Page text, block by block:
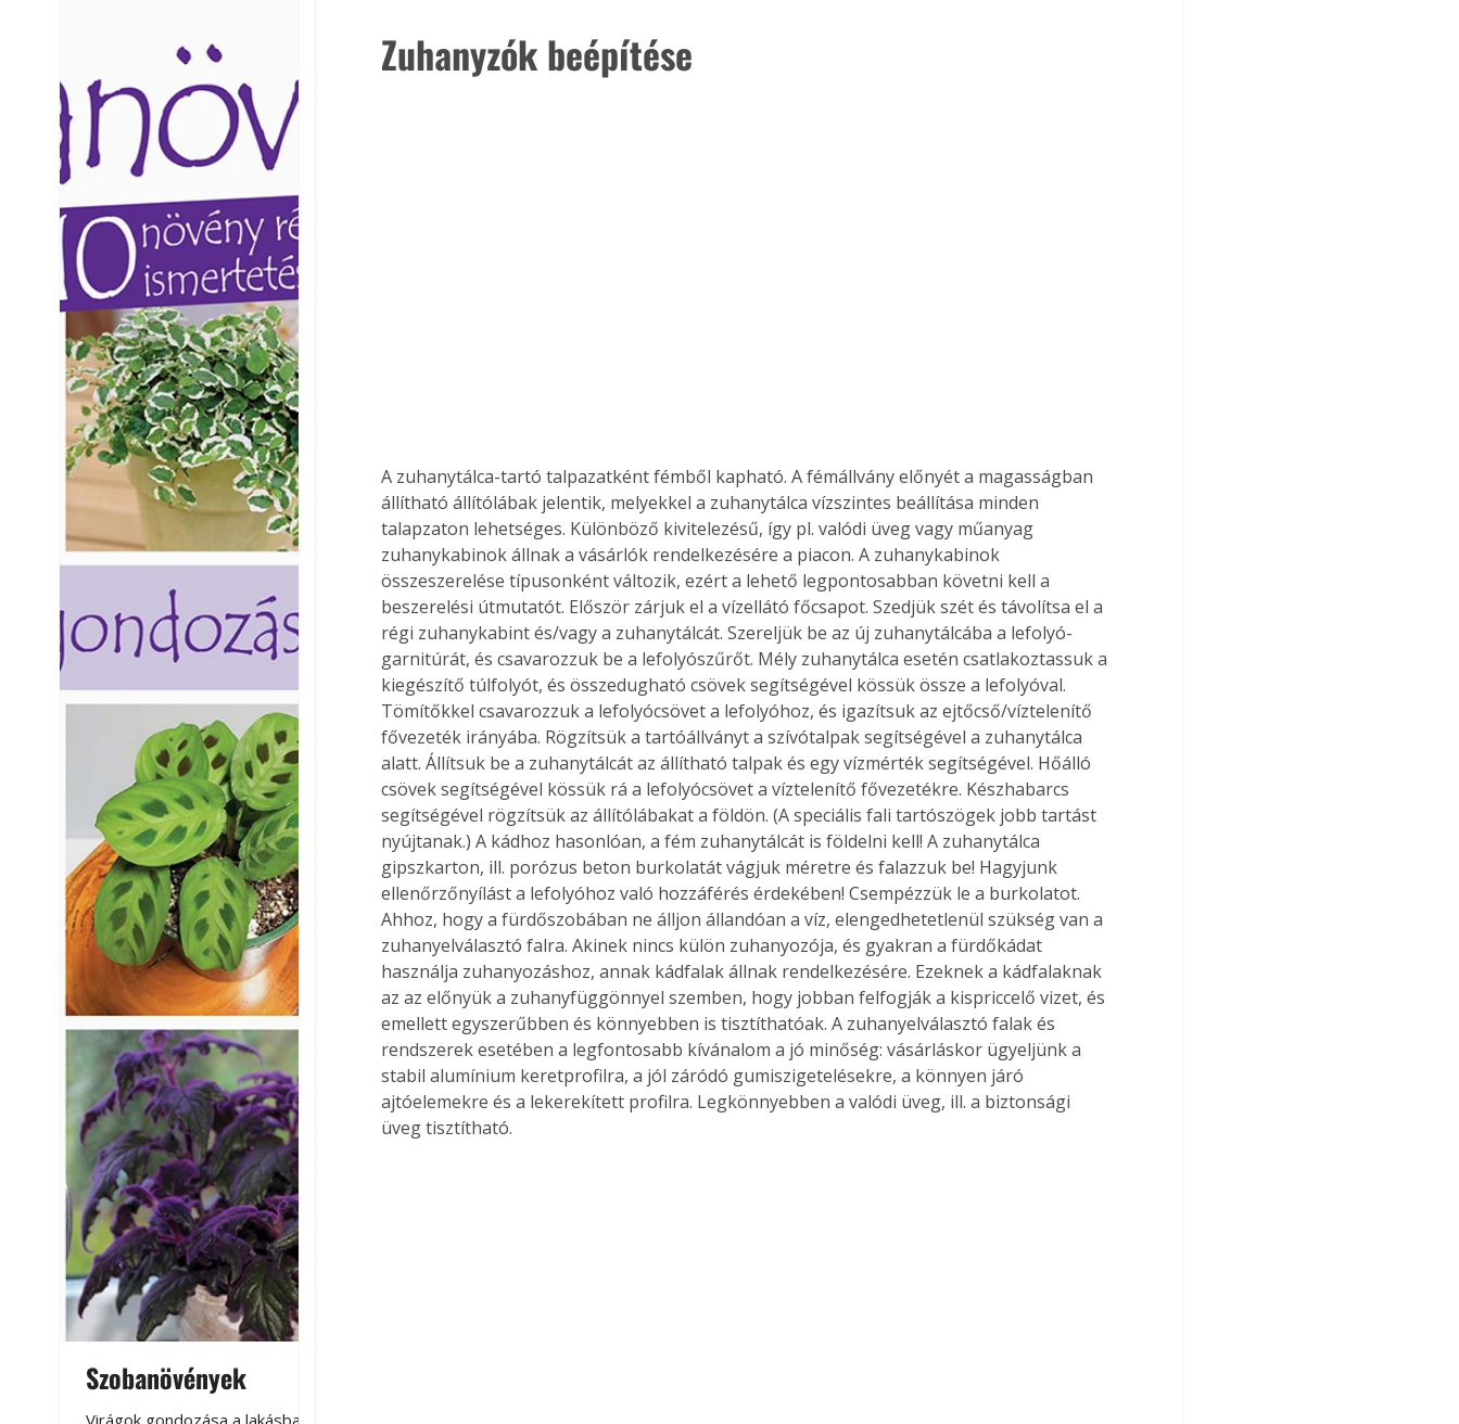
mert: – t
Szobanövények
Zuhanyzók beépítése
A zuhanytálca-tartó talpazatként fémből kapható. A fémállvány előnyét a magasságban
állítható állítólábak jelentik, melyekkel a zuhanytálca vízszintes beállítása minden
talapzaton lehetséges. Különböző kivitelezésű, így pl. valódi üveg vagy műanyag
zuhanykabinok állnak a vásárlók rendelkezésére a piacon. A zuhanykabinok
összeszerelése típusonként változik, ezért a lehető legpontosabban követni kell a
beszerelési útmutatót. Először zárjuk el a vízellátó főcsapot. Szedjük szét és távolítsa el a
régi zuhanykabint és/vagy a zuhanytálcát. Szereljük be az új zuhanytálcába a lefolyó-
garnitúrát, és csavarozzuk be a lefolyószűrőt. Mély zuhanytálca esetén csatlakoztassuk a
kiegészítő túlfolyót, és összedugható csövek segítségével kössük össze a lefolyóval.
Tömítőkkel csavarozzuk a lefolyócsövet a lefolyóhoz, és igazítsuk az ejtőcső/víztelenítő
fővezeték irányába. Rögzítsük a tartóállványt a szívótalpak segítségével a zuhanytálca
alatt. Állítsuk be a zuhanytálcát az állítható talpak és egy vízmérték segítségével. Hőálló
csövek segítségével kössük rá a lefolyócsövet a víztelenítő fővezetékre. Készhabarcs
segítségével rögzítsük az állítólábakat a földön. (A speciális fali tartószögek jobb tartást
nyújtanak.) A kádhoz hasonlóan, a fém zuhanytálcát is földelni kell! A zuhanytálca
gipszkarton, ill. porózus beton burkolatát vágjuk méretre és falazzuk be! Hagyjunk
ellenőrzőnyílást a lefolyóhoz való hozzáférés érdekében! Csempézzük le a burkolatot.
Ahhoz, hogy a fürdőszobában ne álljon állandóan a víz, elengedhetetlenül szükség van a
zuhanyelválasztó falra. Akinek nincs külön zuhanyozója, és gyakran a fürdőkádat
használja zuhanyozáshoz, annak kádfalak állnak rendelkezésére. Ezeknek a kádfalaknak
az az előnyük a zuhanyfüggönnyel szemben, hogy jobban felfogják a kispriccelő vizet, és
emellett egyszerűbben és könnyebben is tisztíthatóak. A zuhanyelválasztó falak és
rendszerek esetében a legfontosabb kívánalom a jó minőség: vásárláskor ügyeljünk a
stabil alumínium keretprofilra, a jól záródó gumiszigetelésekre, a könnyen járó
ajtóelemekre és a lekerekített profilra. Legkönnyebben a valódi üveg, ill. a biztonsági
üveg tisztítható.